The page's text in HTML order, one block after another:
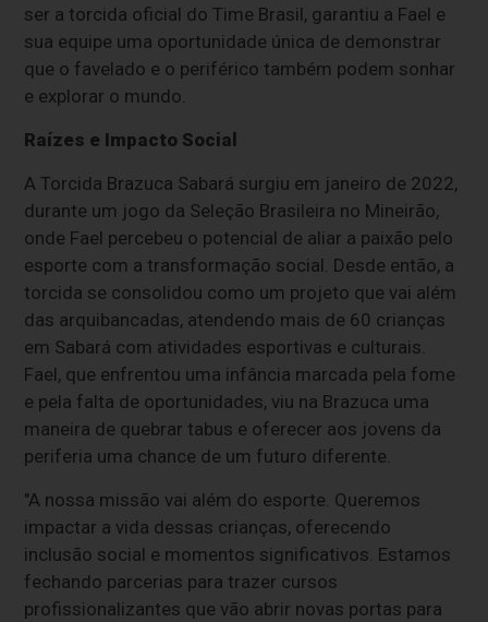
ser a torcida oficial do Time Brasil, garantiu a Fael e
sua equipe uma oportunidade única de demonstrar
que o favelado e o periférico também podem sonhar
e explorar o mundo.
Raízes e Impacto Social
A Torcida Brazuca Sabará surgiu em janeiro de 2022,
durante um jogo da Seleção Brasileira no Mineirão,
onde Fael percebeu o potencial de aliar a paixão pelo
esporte com a transformação social. Desde então, a
torcida se consolidou como um projeto que vai além
das arquibancadas, atendendo mais de 60 crianças
em Sabará com atividades esportivas e culturais.
Fael, que enfrentou uma infância marcada pela fome
e pela falta de oportunidades, viu na Brazuca uma
maneira de quebrar tabus e oferecer aos jovens da
periferia uma chance de um futuro diferente.
"A nossa missão vai além do esporte. Queremos
impactar a vida dessas crianças, oferecendo
inclusão social e momentos significativos. Estamos
fechando parcerias para trazer cursos
profissionalizantes que vão abrir novas portas para